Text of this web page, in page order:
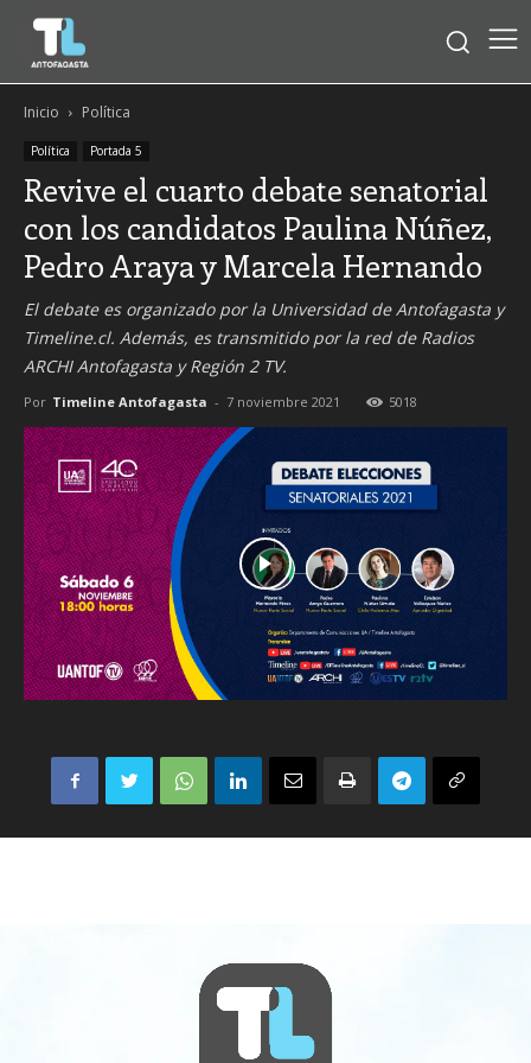
Inicio Política
Política Portada 5
Revive el cuarto debate senatorial
con los candidatos Paulina Núñez,
Pedro Araya y Marcela Hernando
El debate es organizado por la Universidad de Antofagasta y
Timeline.cl. Además, es transmitido por la red de Radios
ARCHI Antofagasta y Región 2 TV.
Por Timeline Antofagasta - 7 noviembre 2021 5018